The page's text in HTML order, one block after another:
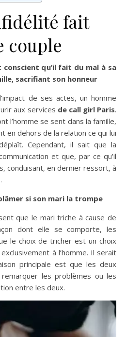
fait
couple
qu’il fait du mal à sa
sacrifiant son honneur
de ses actes, un homme
aux services de call girl Paris.
l’homme se sent dans la famille,
en dehors de la relation ce qui lui
Cependant, il sait que la
et que, par ce qu’il
conduisant, en dernier ressort, à
si son mari la trompe
que le mari triche à cause de
dont elle se comporte, les
le choix de tricher est un choix
à l’homme. Il serait
principale est que les deux
les problèmes ou les
entre les deux.